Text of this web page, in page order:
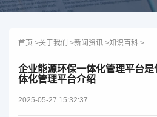
首页 >关于我们 >新闻资讯 >知识百科 >
企业能源环保一体化管理平台
体化管理平台介绍
2025-05-27 15:32:37